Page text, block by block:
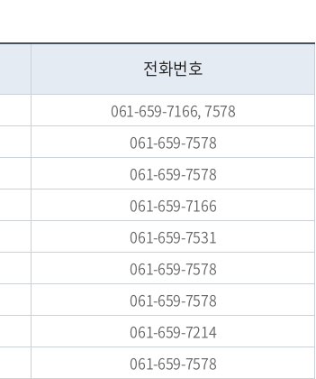
전화번호
061-659-7166, 7578
061-659-7578
061-659-7578
061-659-7166
061-659-7531
061-659-7578
061-659-7578
061-659-7214
061-659-7578